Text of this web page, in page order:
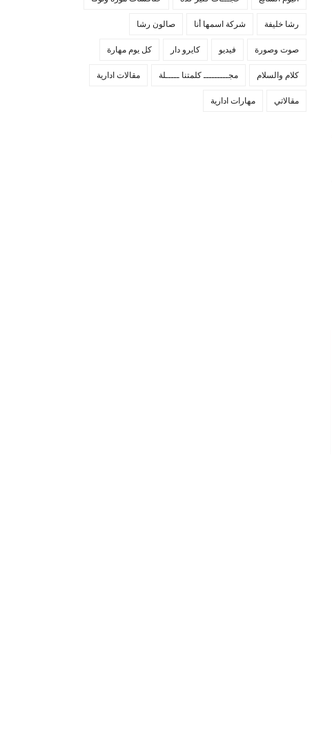
رشا خليفة شركة اسمها أنا صالون رشا
صوت وصورة فيديو كايرو دار كل يوم مهارة
كلام والسلام مجـــــــــ كلمتنا ـــــلة مقالات ادارية
مقالاتي مهارات ادارية